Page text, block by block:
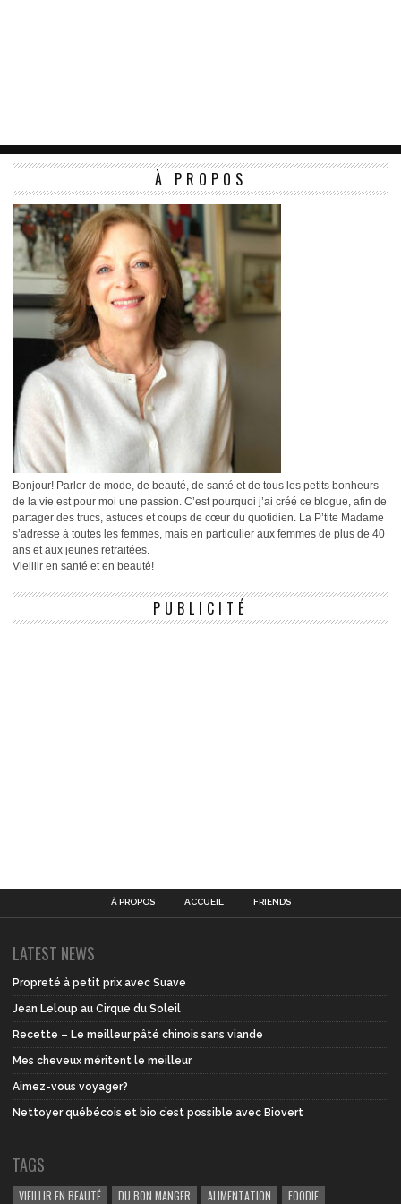
À PROPOS
Bonjour! Parler de mode, de beauté, de santé et de tous les petits bonheurs
de la vie est pour moi une passion. C’est pourquoi j’ai créé ce blogue, afin de
partager des trucs, astuces et coups de cœur du quotidien. La P’tite Madame
s’adresse à toutes les femmes, mais en particulier aux femmes de plus de 40
ans et aux jeunes retraitées.
Vieillir en santé et en beauté!
PUBLICITÉ
À PROPOS ACCUEIL FRIENDS
LATEST NEWS
Propreté à petit prix avec Suave
Jean Leloup au Cirque du Soleil
Recette – Le meilleur pâté chinois sans viande
Mes cheveux méritent le meilleur
Aimez-vous voyager?
Nettoyer québécois et bio c’est possible avec Biovert
TAGS
VIEILLIR EN BEAUTÉ DU BON MANGER ALIMENTATION FOODIE